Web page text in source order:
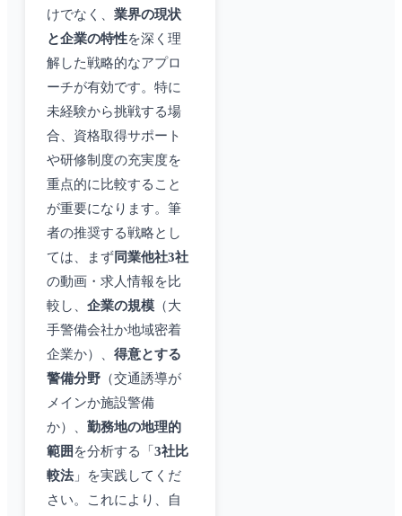
けでなく、 業界の現状
と企業の特性を深く理
解した戦略的なアプロ
ーチが有効です。特に
未経験から挑戦する場
合、資格取得サポート
や研修制度の充実度を
重点的に比較すること
が重要になります。筆
者の推奨する戦略とし
ては、まず同業他社3社
の動画・求人情報を比
較し、 企業の規模 （大
手警備会社か地域密着
企業か）、 得意とする
警備分野 （交通誘導が
メインか施設警備
か）、 勤務地の地理的
範囲 を分析する「 3社比
較法」を実践してくだ
さい。これにより、自